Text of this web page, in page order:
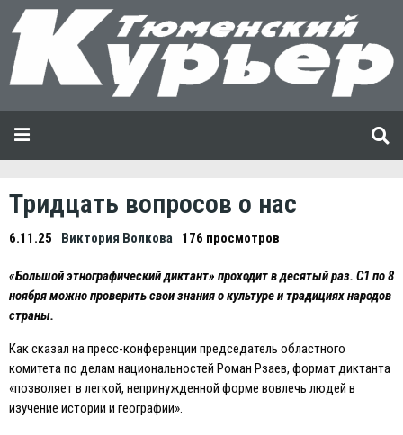
Тридцать вопросов о нас
6.11.25 Виктория Волкова 176 просмотров
«Большой этнографический диктант» проходит в десятый раз. С1 по 8
ноября можно проверить свои знания о культуре и традициях народов
страны.
Как сказал на пресс-конференции председатель областного
комитета по делам национальностей Роман Рзаев, формат диктанта
«позволяет в легкой, непринужденной форме вовлечь людей в
изучение истории и географии».